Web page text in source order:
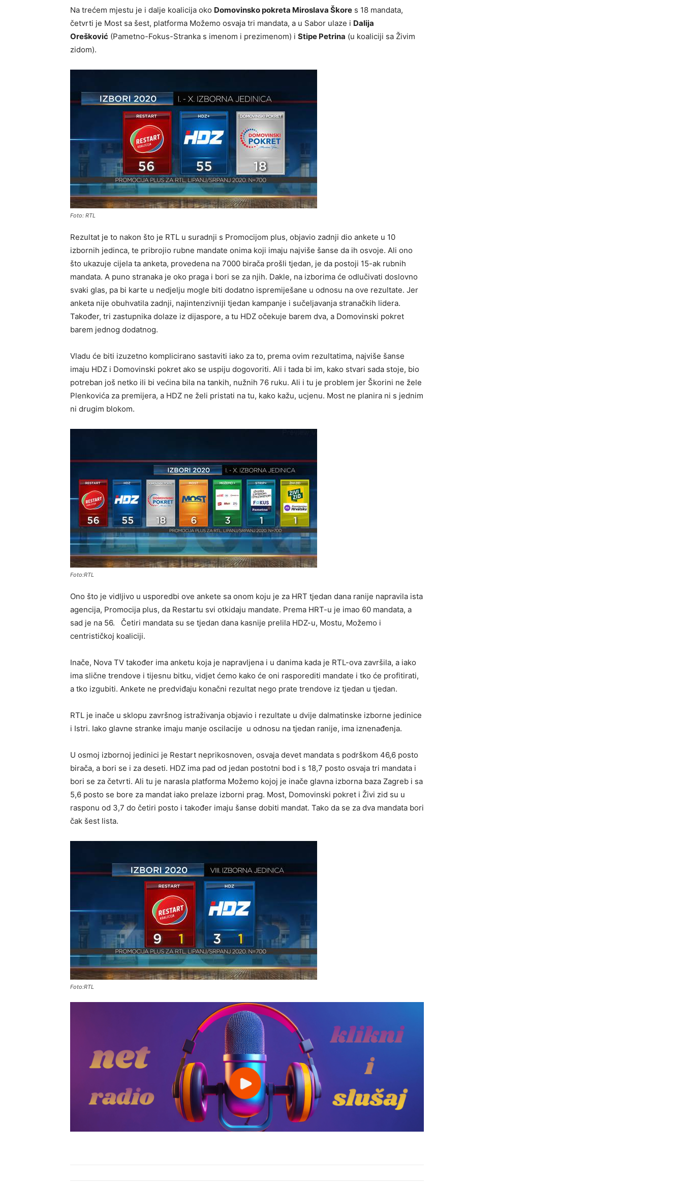
Na trećem mjestu je i dalje koalicija oko Domovinsko pokreta Miroslava Škore s 18 mandata,
četvrti je Most sa šest, platforma Možemo osvaja tri mandata, a u Sabor ulaze i Dalija
Orešković (Pametno-Fokus-Stranka s imenom i prezimenom) i Stipe Petrina (u koaliciji sa Živim
zidom).
Foto: RTL
Rezultat je to nakon što je RTL u suradnji s Promocijom plus, objavio zadnji dio ankete u 10
izbornih jedinca, te pribrojio rubne mandate onima koji imaju najviše šanse da ih osvoje. Ali ono
što ukazuje cijela ta anketa, provedena na 7000 birača prošli tjedan, je da postoji 15-ak rubnih
mandata. A puno stranaka je oko praga i bori se za njih. Dakle, na izborima će odlučivati doslovno
svaki glas, pa bi karte u nedjelju mogle biti dodatno ispremiješane u odnosu na ove rezultate. Jer
anketa nije obuhvatila zadnji, najintenzivniji tjedan kampanje i sučeljavanja stranačkih lidera.
Također, tri zastupnika dolaze iz dijaspore, a tu HDZ očekuje barem dva, a Domovinski pokret
barem jednog dodatnog.
Vladu će biti izuzetno komplicirano sastaviti iako za to, prema ovim rezultatima, najviše šanse
imaju HDZ i Domovinski pokret ako se uspiju dogovoriti. Ali i tada bi im, kako stvari sada stoje, bio
potreban još netko ili bi većina bila na tankih, nužnih 76 ruku. Ali i tu je problem jer Škorini ne žele
Plenkovića za premijera, a HDZ ne želi pristati na tu, kako kažu, ucjenu. Most ne planira ni s jednim
ni drugim blokom.
Foto:RTL
Ono što je vidljivo u usporedbi ove ankete sa onom koju je za HRT tjedan dana ranije napravila ista
agencija, Promocija plus, da Restartu svi otkidaju mandate. Prema HRT-u je imao 60 mandata, a
sad je na 56. Četiri mandata su se tjedan dana kasnije prelila HDZ-u, Mostu, Možemo i
centrističkoj koaliciji.
Inače, Nova TV također ima anketu koja je napravljena i u danima kada je RTL-ova završila, a iako
ima slične trendove i tijesnu bitku, vidjet ćemo kako će oni rasporediti mandate i tko će profitirati,
a tko izgubiti. Ankete ne predviđaju konačni rezultat nego prate trendove iz tjedan u tjedan.
RTL je inače u sklopu završnog istraživanja objavio i rezultate u dvije dalmatinske izborne jedinice
i Istri. Iako glavne stranke imaju manje oscilacije u odnosu na tjedan ranije, ima iznenađenja.
U osmoj izbornoj jedinici je Restart neprikosnoven, osvaja devet mandata s podrškom 46,6 posto
birača, a bori se i za deseti. HDZ ima pad od jedan postotni bod i s 18,7 posto osvaja tri mandata i
bori se za četvrti. Ali tu je narasla platforma Možemo kojoj je inače glavna izborna baza Zagreb i sa
5,6 posto se bore za mandat iako prelaze izborni prag. Most, Domovinski pokret i Živi zid su u
rasponu od 3,7 do četiri posto i također imaju šanse dobiti mandat. Tako da se za dva mandata bori
čak šest lista.
Foto:RTL